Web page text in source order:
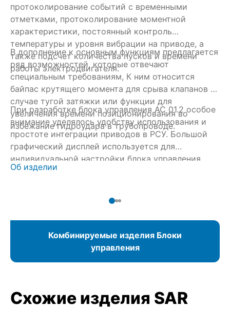
протоколирование событий с временными
отметками, протоколирование моментной
характеристики, постоянный контроль
температуры и уровня вибрации на приводе, а
также подсчет количества пусков и времени
работы электродвигателя.
В дополнение к основным функциям предлагается
ряд возможностей, которые отвечают
специальным требованиям, К ним относится
байпас крутящего момента для срыва клапанов в
случае тугой затяжки или функции для
увеличения времени позиционирования во
избежание гидроудара в трубопроводе.
При разработке блока управления AC 01.2 особое
внимание уделялось удобству использования и
простоте интеграции приводов в РСУ. Большой
графический дисплей используется для
индивидуальной настройки блока управления
через меню. Для этого также может
беспроводное соединение по Bluetooth. Если
интерфейсу, программирование блока управления
AC происходит из диспетчерской.
Об изделии
Комбинируемые изделия Блоки
управления
Схожие изделия SAR